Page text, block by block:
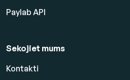
Paylab API
Sekojiet mums
Kontakti